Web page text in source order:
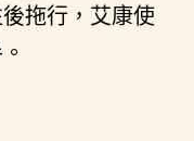
拖行，艾康使